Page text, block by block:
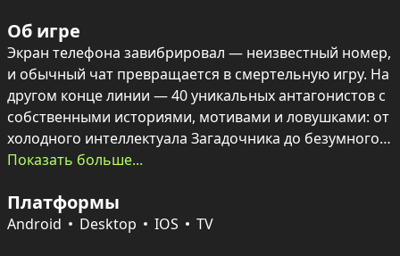
Об игре
Экран телефона завибрировал — неизвестный номер,
и обычный чат превращается в смертельную игру. На
другом конце линии — 40 уникальных антагонистов с
собственными историями, мотивами и ловушками: от
холодного интеллектуала Загадочника до безумного
Мистера Хи‑хи. Каждое слово имеет вес, а неверный
Между диалогами — напряжённые мини‑игры: взлом
Показать больше...
Платформы
Android Desktop IOS TV